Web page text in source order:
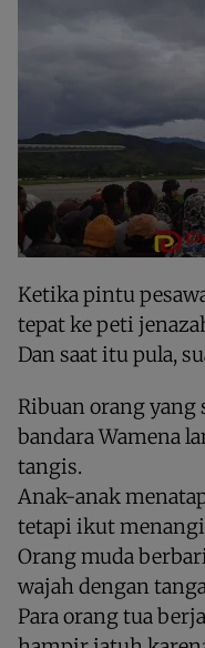
Ketika pintu
tepat ke peti
Dan saat itu pula,
Ribuan orang yang
bandara Wamena
tangis.
Anak-anak
tetapi ikut
Orang muda
wajah dengan
Para orang tua